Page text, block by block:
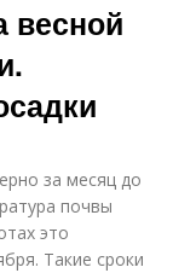
весной
за месяц до
почвы
это
Такие сроки